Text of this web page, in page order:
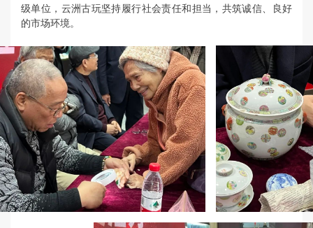
级单位，云洲古玩坚持履行社会责任和担当，共筑诚信、良好
的市场环境。